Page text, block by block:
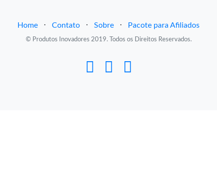
Home ⋅ Contato ⋅ Sobre ⋅ Pacote para Afiliados
© Produtos Inovadores 2019. Todos os Direitos Reservados.